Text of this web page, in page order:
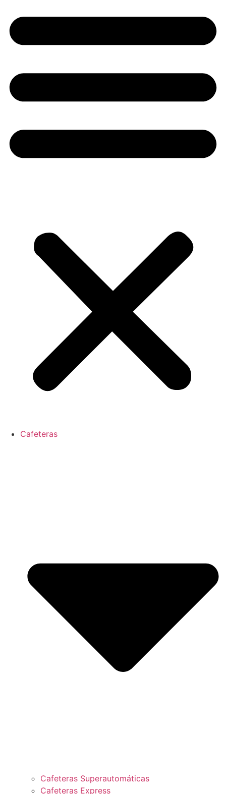
Cafeteras
Cafeteras Superautomáticas
Cafeteras Express